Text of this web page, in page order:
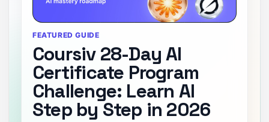
FEATURED GUIDE
Coursiv 28-Day AI
Certificate Program
Challenge: Learn AI
Step by Step in 2026